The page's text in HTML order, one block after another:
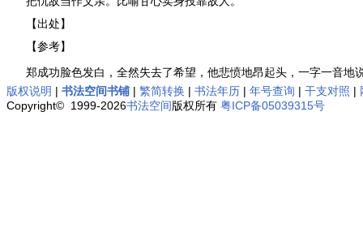
【出处】
【参考】
郑成功脸色发白，全然失去了希望，他悲愤地昂起头，一字一音地
版权说明 | 书法空间书铺 | 繁简转换 | 书法年历 | 年号查询 | 干支对照 |
Copyright© 1999-2026书法空间版权所有 粤ICP备05039315号